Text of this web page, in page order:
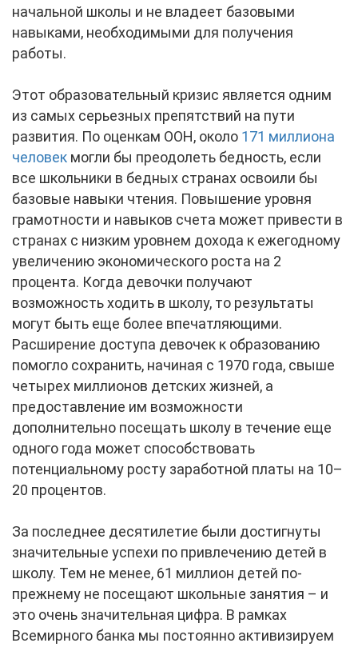
начальной школы и не владеет базовыми
навыками, необходимыми для получения
работы.
Этот образовательный кризис является одним
из самых серьезных препятствий на пути
развития. По оценкам ООН, около 171 миллиона
человек могли бы преодолеть бедность, если
все школьники в бедных странах освоили бы
базовые навыки чтения. Повышение уровня
грамотности и навыков счета может привести в
странах с низким уровнем дохода к ежегодному
увеличению экономического роста на 2
процента. Когда девочки получают
возможность ходить в школу, то результаты
могут быть еще более впечатляющими.
Расширение доступа девочек к образованию
помогло сохранить, начиная с 1970 года, свыше
четырех миллионов детских жизней, а
предоставление им возможности
дополнительно посещать школу в течение еще
одного года может способствовать
потенциальному росту заработной платы на 10–
20 процентов.
За последнее десятилетие были достигнуты
значительные успехи по привлечению детей в
школу. Тем не менее, 61 миллион детей по-
прежнему не посещают школьные занятия – и
это очень значительная цифра. В рамках
Всемирного банка мы постоянно активизируем